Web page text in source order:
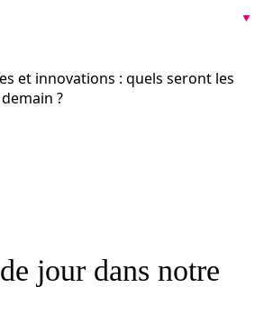
et innovations : quels seront les
?
jour dans notre